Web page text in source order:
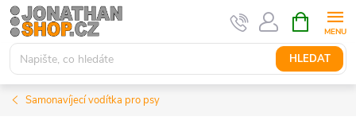
Přejít
na
obsah
HLEDAT
NÁKUPNÍ
KOŠÍK
Samonavíjecí vodítka pro psy